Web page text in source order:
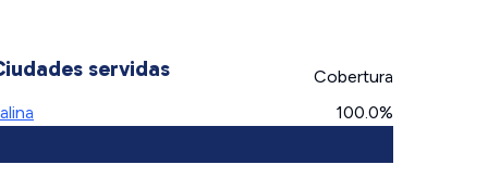
servidas
Cobertura
100.0%